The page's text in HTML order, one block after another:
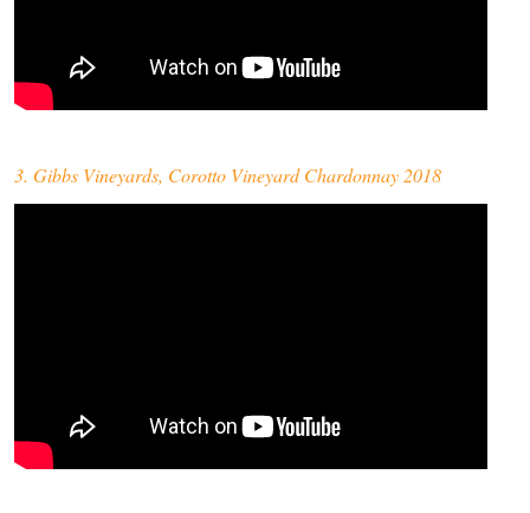
3. Gibbs Vineyards, Corotto Vineyard Chardonnay 2018